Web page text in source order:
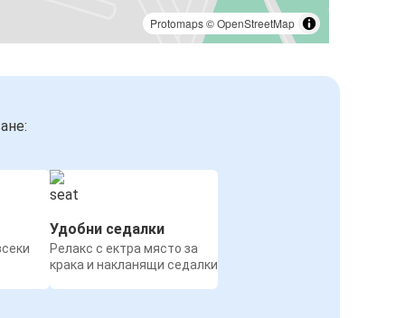
Protomaps©OpenStreetMap
Удобни седалки
Релакс с ектра място за
крака и накланящи седалки